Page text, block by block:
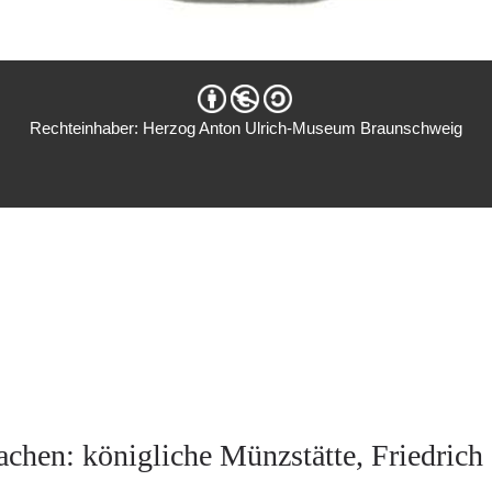
Rechteinhaber: Herzog Anton Ulrich-Museum Braunschweig
königliche Münzstätte,